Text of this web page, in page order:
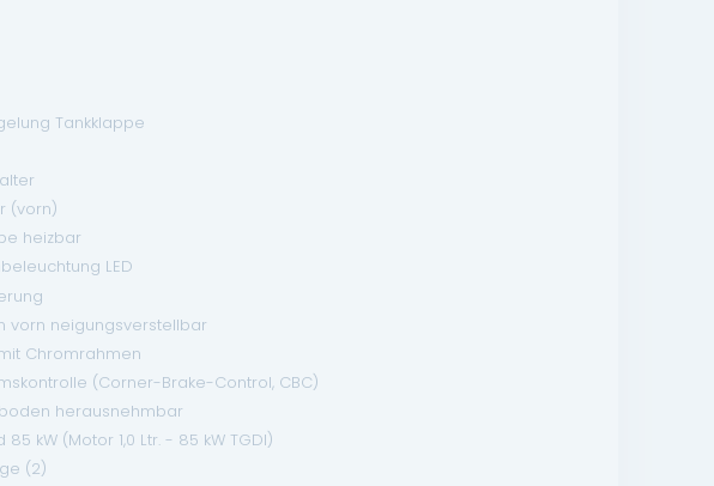
Tankklappe
(vorn)
heizbar
LED
vorn neigungsverstellbar
Chromrahmen
(Corner-Brake-Control, CBC)
herausnehmbar
kW (Motor 1,0 Ltr. - 85 kW TGDI)
(2)